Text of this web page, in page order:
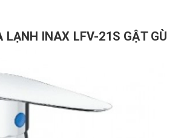
LẠNH INAX LFV-21S GẬT GÙ